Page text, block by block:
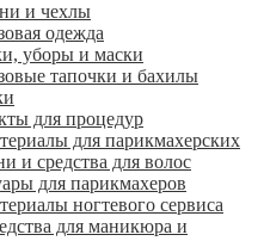
и чехлы
одежда
уборы и маски
тапочки и бахилы
для процедур
для парикмахерских
и средства для волос
для парикмахеров
ногтевого сервиса
для маникюра и